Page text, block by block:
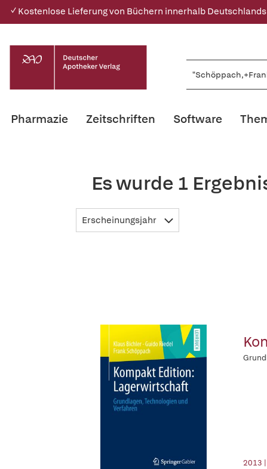
✓ Kostenlose Lieferung von Büchern innerhalb Deutschlands
Pharmazie Zeitschriften Software
Es wurde 1
Erscheinungsjahr
2013